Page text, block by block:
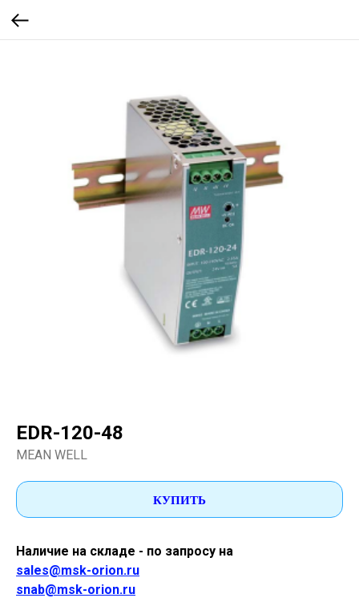
EDR-120-48
MEAN WELL
КУПИТЬ
Наличие на складе - по запросу на
sales@msk-orion.ru
snab@msk-orion.ru